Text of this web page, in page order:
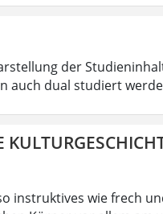
der
auch dual studiert
instruktives wie frech